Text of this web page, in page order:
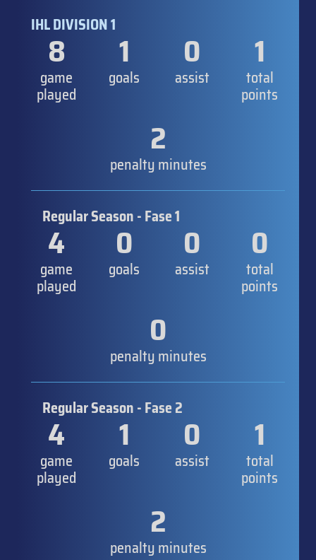
IHL DIVISION 1
8
game
played
1
goals
0
assist
1
total
points
2
penalty minutes
Regular Season - Fase 1
4
game
played
0
goals
0
assist
0
total
points
0
penalty minutes
Regular Season - Fase 2
4
game
played
1
goals
0
assist
1
total
points
2
penalty minutes